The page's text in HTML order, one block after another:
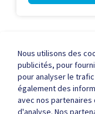
A propos de ICE
Nous utilisons des
publicités, pour
pour analyser le
également des
avec nos
d'analyse. Nos